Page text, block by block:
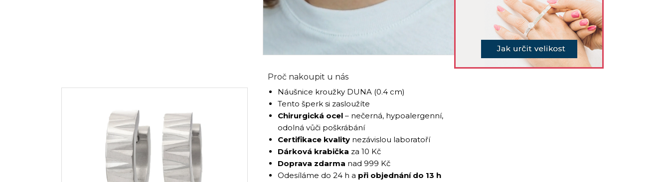
Proč nakoupit u nás
Náušnice kroužky DUNA (0.4 cm)
Tento šperk si zasloužíte
Chirurgická ocel – nečerná, hypoalergenní,
odolná vůči poškrábání
Certifikace kvality nezávislou laboratoří
Dárková krabička za 10 Kč
Doprava zdarma nad 999 Kč
Odesíláme do 24 h a při objednání do 13 h